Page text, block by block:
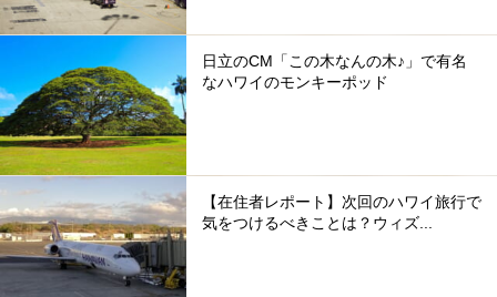
日立のCM「この木なんの木♪」で有名
なハワイのモンキーポッド
【在住者レポート】次回のハワイ旅行で
気をつけるべきことは？ウィズ...